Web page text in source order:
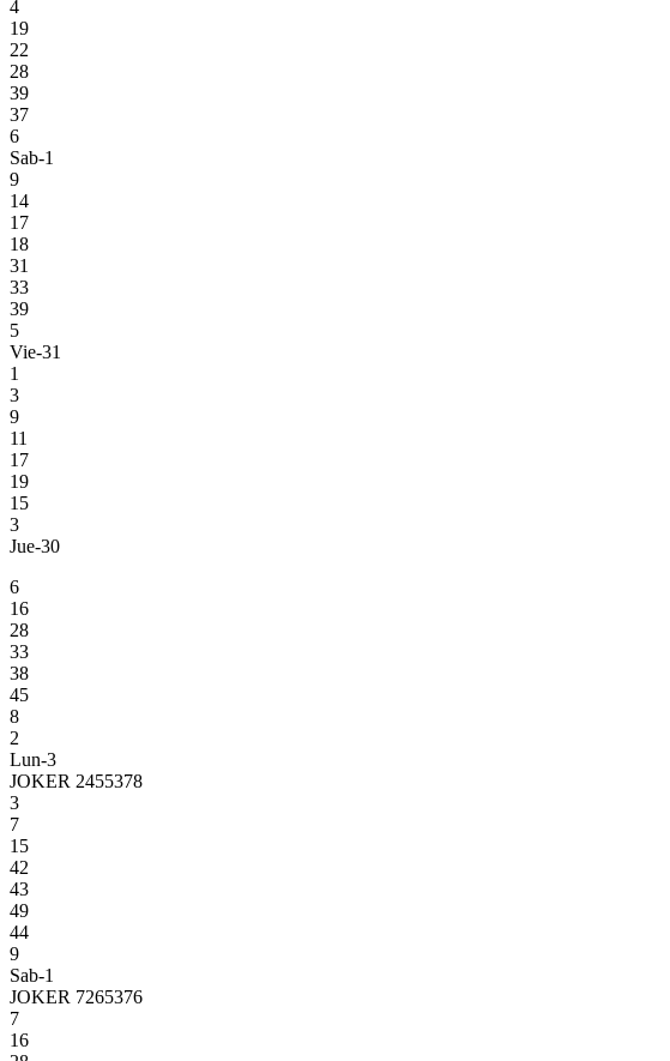
4
19
22
28
39
37
6
Sab-1
9
14
17
18
31
33
39
5
Vie-31
1
3
9
11
17
19
15
3
Jue-30
6
16
28
33
38
45
8
2
Lun-3
JOKER 2455378
3
7
15
42
43
49
44
9
Sab-1
JOKER 7265376
7
16